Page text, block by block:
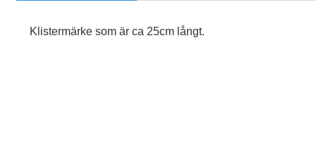
Klistermärke som är ca 25cm långt.